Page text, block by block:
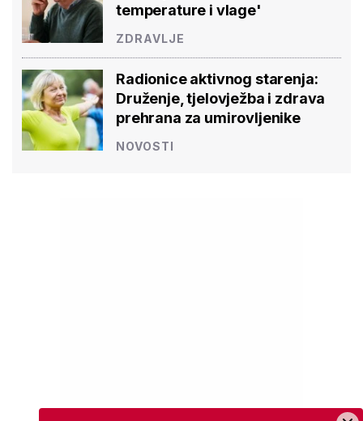
temperature i vlage'
ZDRAVLJE
Radionice aktivnog starenja:
Druženje, tjelovježba i zdrava
prehrana za umirovljenike
NOVOSTI